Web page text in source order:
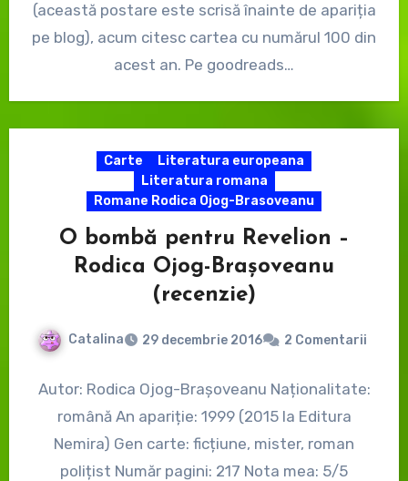
(această postare este scrisă înainte de apariția
pe blog), acum citesc cartea cu numărul 100 din
acest an. Pe goodreads…
Carte
Literatura europeana
Literatura romana
Romane Rodica Ojog-Brasoveanu
O bombă pentru Revelion –
Rodica Ojog-Brașoveanu
(recenzie)
Catalina 29 decembrie 2016 2 Comentarii
Autor: Rodica Ojog-Brașoveanu Naționalitate:
română An apariție: 1999 (2015 la Editura
Nemira) Gen carte: ficțiune, mister, roman
polițist Număr pagini: 217 Nota mea: 5/5